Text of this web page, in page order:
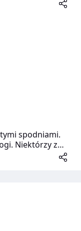
„Cool in Khaki”
spodniami.
Niektórzy z
nie doczytują,